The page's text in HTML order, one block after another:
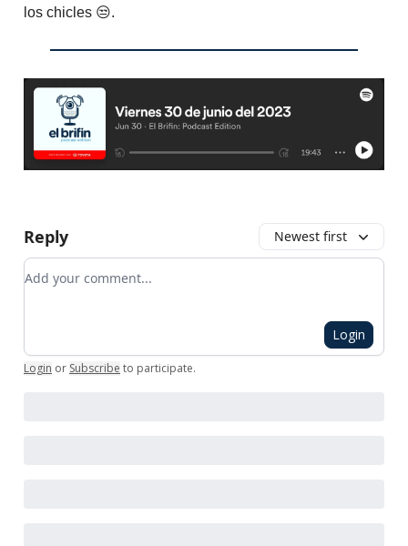
los chicles 😒.
Reply Newest first
Add your comment
Login
Login or Subscribe to participate.